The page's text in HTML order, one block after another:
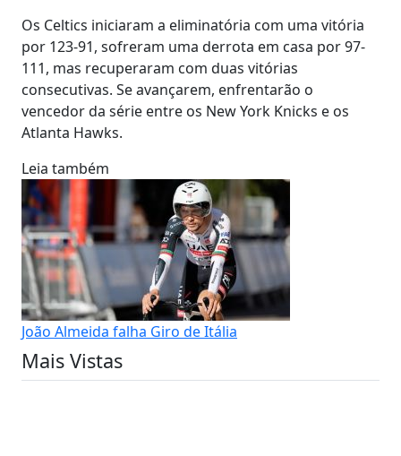
Os Celtics iniciaram a eliminatória com uma vitória
por 123-91, sofreram uma derrota em casa por 97-
111, mas recuperaram com duas vitórias
consecutivas. Se avançarem, enfrentarão o
vencedor da série entre os New York Knicks e os
Atlanta Hawks.
Leia também
João Almeida falha Giro de Itália
Mais Vistas